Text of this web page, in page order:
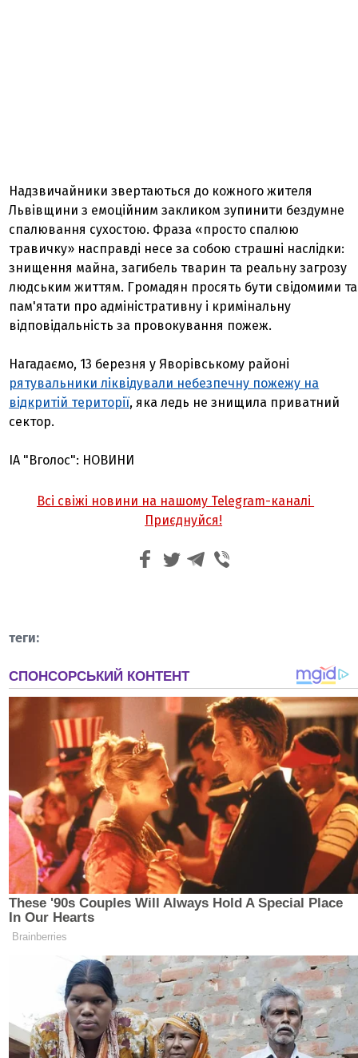
Надзвичайники звертаються до кожного жителя
Львівщини з емоційним закликом зупинити бездумне
спалювання сухостою. Фраза «просто спалюю
травичку» насправді несе за собою страшні наслідки:
знищення майна, загибель тварин та реальну загрозу
людським життям. Громадян просять бути свідомими та
пам'ятати про адміністративну і кримінальну
відповідальність за провокування пожеж.
Нагадаємо, 13 березня у Яворівському районі
рятувальники ліквідували небезпечну пожежу на
відкритій території, яка ледь не знищила приватний
сектор.
ІА "Вголос": НОВИНИ
Всі свіжі новини на нашому Telegram-каналі
Приєднуйся!